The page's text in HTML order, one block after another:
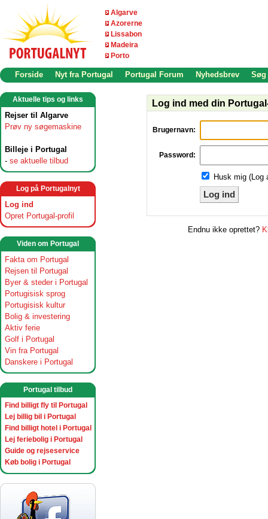
Algarve
Azorerne
Lissabon
Madeira
Porto
Forside Nyt fra Portugal Portugal Forum Nyhedsbrev Søg
Aktuelle tips og links
Rejser til Algarve
Prøv ny søgemaskine
Billeje i Portugal
- se aktuelle tilbud
Log på Portugalnyt
Log ind
Opret Portugal-profil
Viden om Portugal
Fakta om Portugal
Rejsen til Portugal
Byer & steder i Portugal
Portugisisk sprog
Portugisisk kultur
Bolig & investering
Aktiv ferie
Golf i Portugal
Vin fra Portugal
Danskere i Portugal
Portugal tilbud
Find billigt fly til Portugal
Lej billig bil i Portugal
Find billigt hotel i Portugal
Lej feriebolig i Portugal
Guide og rejseservice
Køb bolig i Portugal
Log ind med din
Brugernavn:
Password:
Husk mig (Log
Log ind
Endnu ikke oprettet?